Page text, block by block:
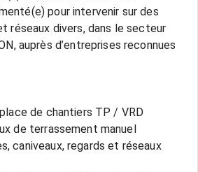
pour intervenir sur des
réseaux divers, dans le secteur
auprès d’entreprises reconnues
de chantiers TP / VRD
de terrassement manuel
caniveaux, regards et réseaux